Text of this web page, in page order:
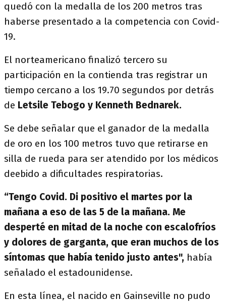
quedó con la medalla de los 200 metros tras
haberse presentado a la competencia con Covid-
19.
El norteamericano finalizó tercero su
participación en la contienda tras registrar un
tiempo cercano a los 19.70 segundos por detrás
de Letsile Tebogo y Kenneth Bednarek.
Se debe señalar que el ganador de la medalla
de oro en los 100 metros tuvo que retirarse en
silla de rueda para ser atendido por los médicos
deebido a dificultades respiratorias.
“Tengo Covid. Di positivo el martes por la
mañana a eso de las 5 de la mañana. Me
desperté en mitad de la noche con escalofríos
y dolores de garganta, que eran muchos de los
síntomas que había tenido justo antes", había
señalado el estadounidense.
En esta línea, el nacido en Gainseville no pudo